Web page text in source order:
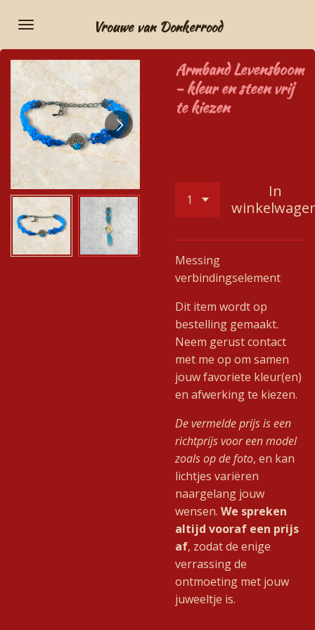
direct
naar
de
hoofdinhoud
Vrouwe van Donkerrood
Armband Levensboom
- kleur en steen vrij
te kiezen
In
Messing
verbindingselement
Dit item wordt op
bestelling gemaakt.
Neem gerust contact
met me op om samen
jouw favoriete kleur(en)
en afwerking te kiezen.
De vermelde prijs is een
richtprijs voor een model
zoals op de foto, en kan
lichtjes variëren
naargelang jouw
wensen. We spreken
altijd vooraf een prijs
af, zodat de enige
verrassing de
ontmoeting met jouw
juweeltje is.